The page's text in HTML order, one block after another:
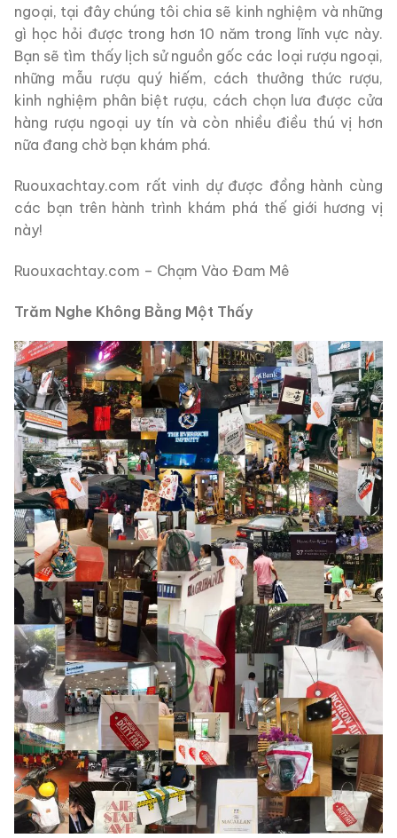
ngoại, tại đây chúng tôi chia sẽ kinh nghiệm và những
gì học hỏi được trong hơn 10 năm trong lĩnh vực này.
Bạn sẽ tìm thấy lịch sử nguồn gốc các loại rượu ngoại,
những mẫu rượu quý hiếm, cách thưởng thức rượu,
kinh nghiệm phân biệt rượu, cách chọn lưa được cửa
hàng rượu ngoại uy tín và còn nhiều điều thú vị hơn
nữa đang chờ bạn khám phá.
Ruouxachtay.com rất vinh dự được đồng hành cùng
các bạn trên hành trình khám phá thế giới hương vị
này!
Ruouxachtay.com – Chạm Vào Đam Mê
Trăm Nghe Không Bằng Một Thấy